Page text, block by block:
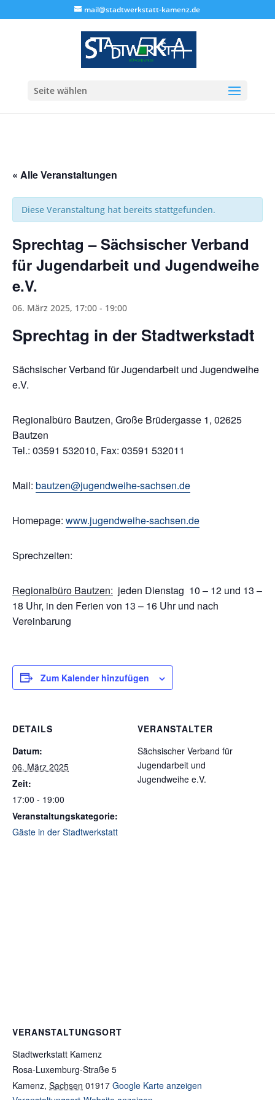
mail@stadtwerkstatt-kamenz.de
Seite wählen
« Alle Veranstaltungen
Diese Veranstaltung hat bereits stattgefunden.
Sprechtag – Sächsischer Verband
für Jugendarbeit und Jugendweihe
e.V.
06. März 2025, 17:00 - 19:00
Sprechtag in der Stadtwerkstadt
Sächsischer Verband für Jugendarbeit und Jugendweihe
e.V.
Regionalbüro Bautzen, Große Brüdergasse 1, 02625
Bautzen
Tel.: 03591 532010, Fax: 03591 532011
Mail: bautzen@jugendweihe-sachsen.de
Homepage: www.jugendweihe-sachsen.de
Sprechzeiten:
Regionalbüro Bautzen: jeden Dienstag 10 – 12 und 13 –
18 Uhr, in den Ferien von 13 – 16 Uhr und nach
Vereinbarung
Zum Kalender hinzufügen
DETAILS
Datum:
06. März 2025
Zeit:
17:00 - 19:00
Veranstaltungskategorie:
Gäste in der Stadtwerkstatt
VERANSTALTER
Sächsischer Verband für
Jugendarbeit und
Jugendweihe e.V.
VERANSTALTUNGSORT
Stadtwerkstatt Kamenz
Rosa-Luxemburg-Straße 5
Kamenz, Sachsen 01917 Google Karte anzeigen